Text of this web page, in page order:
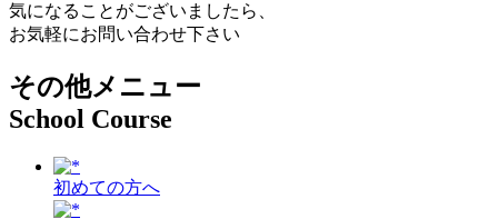
気になることがございましたら、
お気軽にお問い合わせ下さい
その他メニュー
School Course
初めての方へ